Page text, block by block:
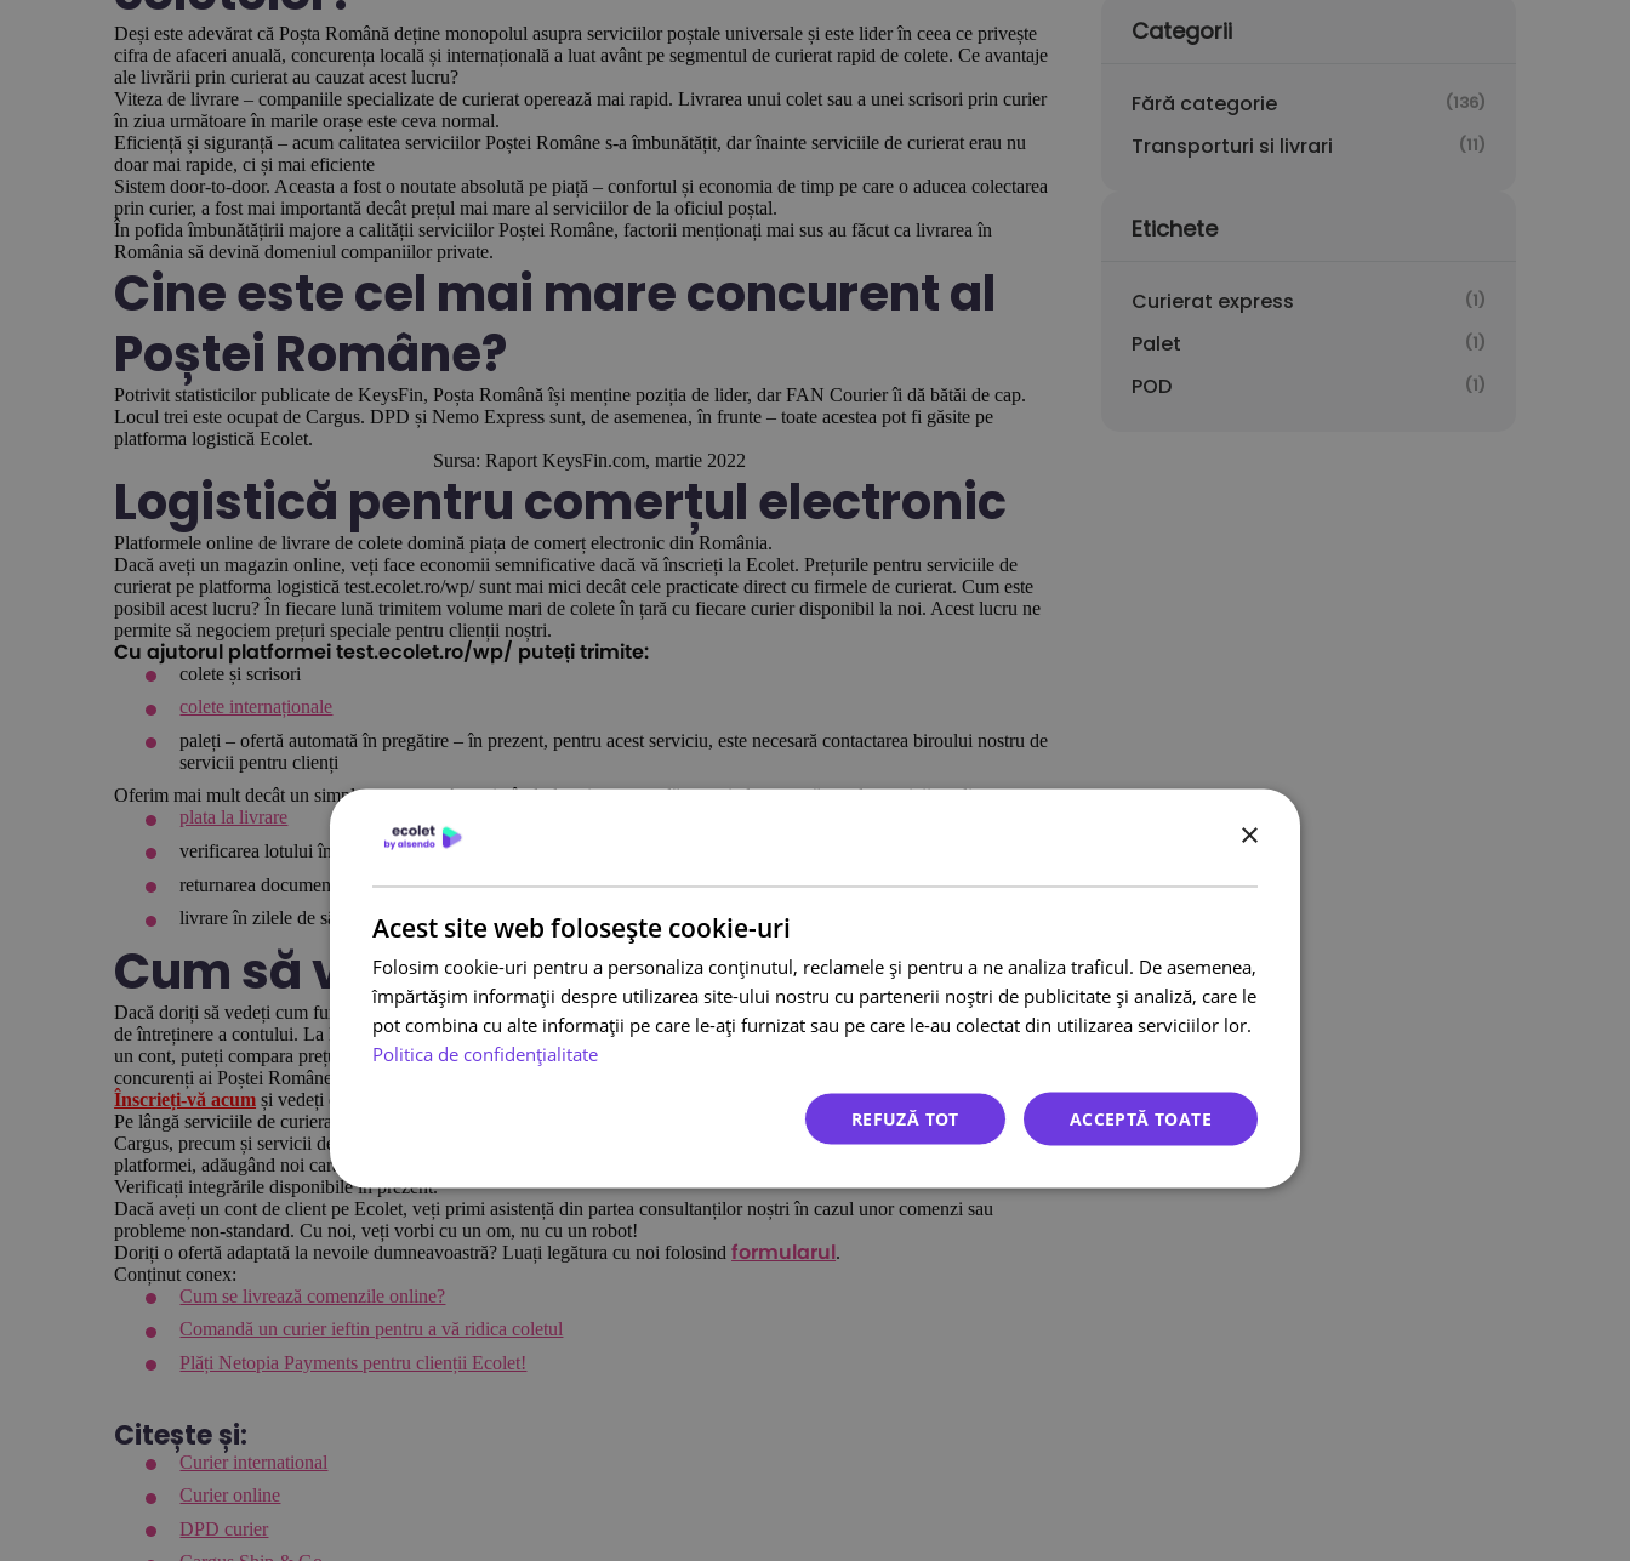
Deși este adevărat că Poșta Română deține monopolul asupra serviciilor poștale universale și este lider în ceea ce privește
cifra de afaceri anuală, concurența locală și internațională a luat avânt pe segmentul de curierat rapid de colete. Ce avantaje
ale livrării prin curierat au cauzat acest lucru?
Viteza de livrare – companiile specializate de curierat operează mai rapid. Livrarea unui colet sau a unei scrisori prin curier
în ziua următoare în marile orașe este ceva normal.
Eficiență și siguranță – acum calitatea serviciilor Poștei Române s-a îmbunătățit, dar înainte serviciile de curierat erau nu
doar mai rapide, ci și mai eficiente
Sistem door-to-door. Aceasta a fost o noutate absolută pe piață – confortul și economia de timp pe care o aducea colectarea
prin curier, a fost mai importantă decât prețul mai mare al serviciilor de la oficiul poștal.
În pofida îmbunătățirii majore a calității serviciilor Poștei Române, factorii menționați mai sus au făcut ca livrarea în
România să devină domeniul companiilor private.
Cine este cel mai mare concurent al
Poștei Române?
Potrivit statisticilor publicate de KeysFin, Poșta Română își menține poziția de lider, dar FAN Courier îi dă bătăi de cap.
Locul trei este ocupat de Cargus. DPD și Nemo Express sunt, de asemenea, în frunte – toate acestea pot fi găsite pe
platforma logistică Ecolet.
Sursa: Raport KeysFin.com, martie 2022
Logistică pentru comerțul electronic
Platformele online de livrare de colete domină piața de comerț electronic din România.
Dacă aveți un magazin online, veți face economii semnificative dacă vă înscrieți la Ecolet. Prețurile pentru serviciile de
curierat pe platforma logistică test.ecolet.ro/wp/ sunt mai mici decât cele practicate direct cu firmele de curierat. Cum este
posibil acest lucru? În fiecare lună trimitem volume mari de colete în țară cu fiecare curier disponibil la noi. Acest lucru ne
permite să negociem prețuri speciale pentru clienții noștri.
Cu ajutorul platformei test.ecolet.ro/wp/ puteți trimite:
colete și scrisori
colete internaționale
paleți – ofertă automată în pregătire – în prezent, pentru acest serviciu, este necesară contactarea biroului nostru de
servicii pentru clienți
Oferim mai mult decât un simplu transport. Atunci când plasați o comandă, puteți alege următoarele servicii suplimentare:
plata la livrare
verificarea lotului în prezența curierului
returnarea documentelor trimise semnate sau înregistrate
livrare în zilele de sâmbătă (ofertă disponibilă în mod condiționat)
Cum să vă înscrieți la Ecolet?
Dacă doriți să vedeți cum funcționează platforma logistică Ecolet, o veți face fără riscuri. Nu există taxe de înregistrare sau
de întreținere a contului. La Ecolet, nu trebuie să declarați numărul de colete pe care le trimiteți. Imediat, odată ce vă creați
un cont, puteți compara prețurile celor mai buni curieri din România, inclusiv FAN Courier și Cargus, cei mai mari
concurenți ai Poștei Române.
Înscrieți-vă acum și vedeți cu ochii voștri de ce baza de clienți Ecolet crește atât de rapid.
Pe lângă serviciile de curierat tradiționale, Ecolet oferă, de asemenea, mașini de colectare de colete Sameday, DPD și
Cargus, precum și servicii de livrare și colectare de la un punct la altul. Dezvoltăm în mod constant funcționalitatea
platformei, adăugând noi caracteristici. Integrați-vă magazinul online cu plug-in-uri dedicate sau cu ajutorul API-ului.
Verificați integrările disponibile în prezent.
Dacă aveți un cont de client pe Ecolet, veți primi asistență din partea consultanților noștri în cazul unor comenzi sau
probleme non-standard. Cu noi, veți vorbi cu un om, nu cu un robot!
Doriți o ofertă adaptată la nevoile dumneavoastră? Luați legătura cu noi folosind formularul .
Conținut conex:
Cum se livrează comenzile online?
Comandă un curier ieftin pentru a vă ridica coletul
Plăți Netopia Payments pentru clienții Ecolet!
Citește și:
Curier international
Curier online
DPD curier
Categorii
Fără categorie (136)
Transporturi si livrari (11)
Etichete
Curierat express (1)
Palet (1)
POD (1)
×
Acest site web folosește cookie-uri
Folosim cookie-uri pentru a personaliza conținutul, reclamele și pentru a ne analiza traficul. De asemenea,
împărtășim informații despre utilizarea site-ului nostru cu partenerii noștri de publicitate și analiză, care le
pot combina cu alte informații pe care le-ați furnizat sau pe care le-au colectat din utilizarea serviciilor lor.
Politica de confidențialitate
ACCEPTĂ TOATE
REFUZĂ TOT